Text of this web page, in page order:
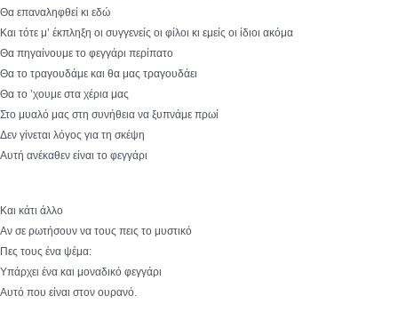
Θα επαναληφθεί κι εδώ
Και τότε μ’ έκπληξη οι συγγενείς οι φίλοι κι εμείς οι ίδιοι ακόμα
Θα πηγαίνουμε το φεγγάρι περίπατο
Θα το τραγουδάμε και θα μας τραγουδάει
Θα το ’χουμε στα χέρια μας
Στο μυαλό μας στη συνήθεια να ξυπνάμε πρωί
Δεν γίνεται λόγος για τη σκέψη
Αυτή ανέκαθεν είναι το φεγγάρι
Και κάτι άλλο
Αν σε ρωτήσουν να τους πεις το μυστικό
Πες τους ένα ψέμα:
Υπάρχει ένα και μοναδικό φεγγάρι
Αυτό που είναι στον ουρανό.